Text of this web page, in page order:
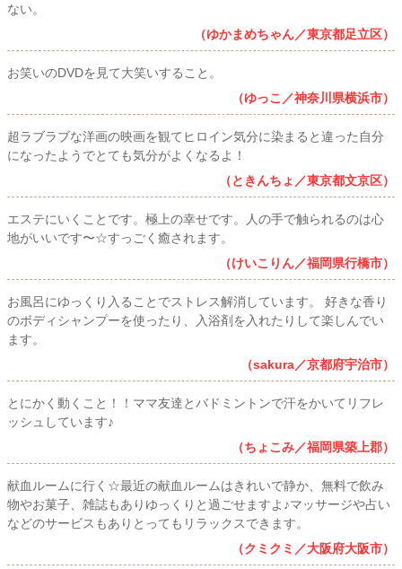
ない。
（ゆかまめちゃん／東京都足立区）
お笑いのDVDを見て大笑いすること。
（ゆっこ／神奈川県横浜市）
超ラブラブな洋画の映画を観てヒロイン気分に染まると違った自分
になったようでとても気分がよくなるよ！
（ときんちょ／東京都文京区）
エステにいくことです。極上の幸せです。人の手で触られるのは心
地がいいです〜☆すっごく癒されます。
（けいこりん／福岡県行橋市）
お風呂にゆっくり入ることでストレス解消しています。 好きな香り
のボディシャンプーを使ったり、入浴剤を入れたりして楽しんでい
ます。
（sakura／京都府宇治市）
とにかく動くこと！！ママ友達とバドミントンで汗をかいてリフレ
ッシュしています♪
（ちょこみ／福岡県築上郡）
献血ルームに行く☆最近の献血ルームはきれいで静か、無料で飲み
物やお菓子、雑誌もありゆっくりと過ごせますよ♪マッサージや占い
などのサービスもありとってもリラックスできます。
（クミクミ／大阪府大阪市）